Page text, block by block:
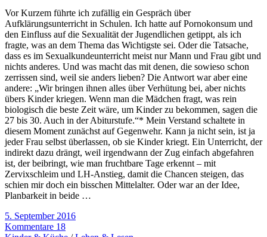
Vor Kurzem führte ich zufällig ein Gespräch über
Aufklärungsunterricht in Schulen. Ich hatte auf Pornokonsum und
den Einfluss auf die Sexualität der Jugendlichen getippt, als ich
fragte, was an dem Thema das Wichtigste sei. Oder die Tatsache,
dass es im Sexualkundeunterricht meist nur Mann und Frau gibt und
nichts anderes. Und was macht das mit denen, die sowieso schon
zerrissen sind, weil sie anders lieben? Die Antwort war aber eine
andere: „Wir bringen ihnen alles über Verhütung bei, aber nichts
übers Kinder kriegen. Wenn man die Mädchen fragt, was rein
biologisch die beste Zeit wäre, um Kinder zu bekommen, sagen die
27 bis 30. Auch in der Abiturstufe.“* Mein Verstand schaltete in
diesem Moment zunächst auf Gegenwehr. Kann ja nicht sein, ist ja
jeder Frau selbst überlassen, ob sie Kinder kriegt. Ein Unterricht, der
indirekt dazu drängt, weil irgendwann der Zug einfach abgefahren
ist, der beibringt, wie man fruchtbare Tage erkennt – mit
Zervixschleim und LH-Anstieg, damit die Chancen steigen, das
schien mir doch ein bisschen Mittelalter. Oder war an der Idee,
Planbarkeit in beide …
5. September 2016
Kommentare 18